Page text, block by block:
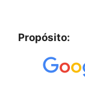
Propósito: